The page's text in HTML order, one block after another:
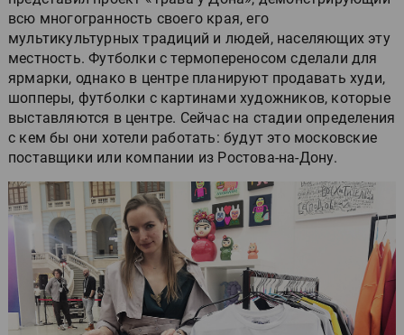
всю многогранность своего края, его
мультикультурных традиций и людей, населяющих эту
местность. Футболки с термопереносом сделали для
ярмарки, однако в центре планируют продавать худи,
шопперы, футболки с картинами художников, которые
выставляются в центре. Сейчас на стадии определения
с кем бы они хотели работать: будут это московские
поставщики или компании из Ростова-на-Дону.